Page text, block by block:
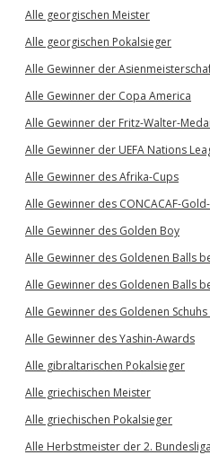
Alle georgischen Meister
Alle georgischen Pokalsieger
Alle Gewinner der
Alle Gewinner der Copa America
Alle Gewinner der Fritz-Walter-
Alle Gewinner der UEFA Nations
Alle Gewinner des Afrika-Cups
Alle Gewinner des CONCACAF-
Alle Gewinner des Golden Boy
Alle Gewinner des Goldenen Balls
Alle Gewinner des Goldenen Balls
Alle Gewinner des Goldenen Schuhs
Alle Gewinner des Yashin-Awards
Alle gibraltarischen Pokalsieger
Alle griechischen Meister
Alle griechischen Pokalsieger
Alle Herbstmeister der 2. Bundesliga